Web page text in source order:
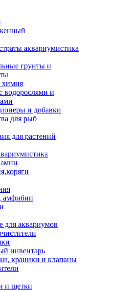
аквариумистика
грунты и
химия
водорослями и
и добавки
для рыб
для растений
для аквариумов
инвентарь
краники и клапаны
и щетки